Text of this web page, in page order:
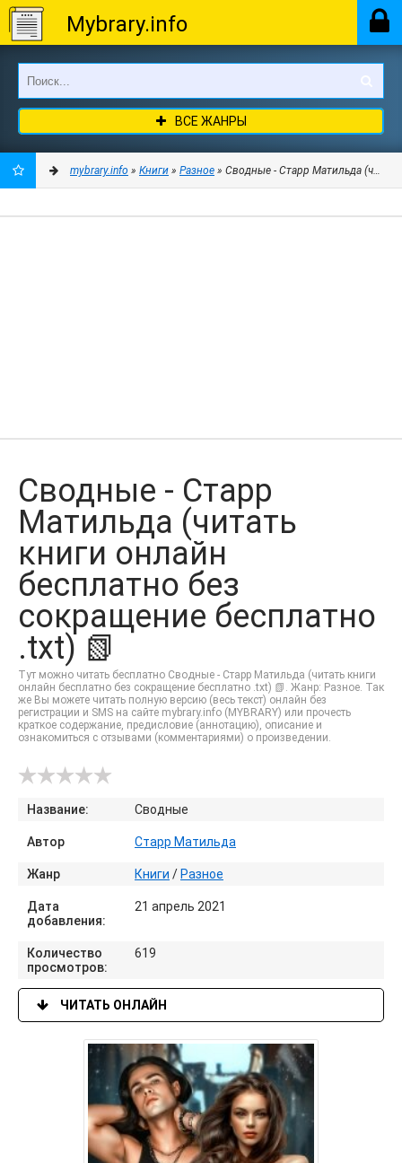
Mybrary.info
ВСЕ ЖАНРЫ
mybrary.info » Книги » Разное » Сводные - Старр Матильда
Сводные - Старр
Матильда (читать
книги онлайн
бесплатно без
сокращение бесплатно
.txt) 📗
Тут можно читать бесплатно Сводные - Старр Матильда (читать книги
онлайн бесплатно без сокращение бесплатно .txt) 📗. Жанр: Разное. Так
же Вы можете читать полную версию (весь текст) онлайн без
регистрации и SMS на сайте mybrary.info (MYBRARY) или прочесть
краткое содержание, предисловие (аннотацию), описание и
ознакомиться с отзывами (комментариями) о произведении.
Название: Сводные
Автор Старр Матильда
Жанр Книги / Разное
Дата
добавления:
21 апрель 2021
Количество
просмотров:
619
ЧИТАТЬ ОНЛАЙН